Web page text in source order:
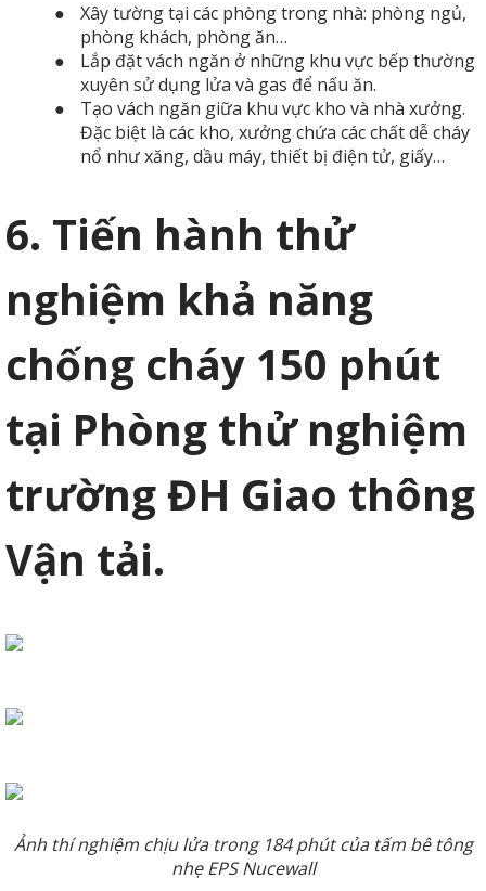
●
Xây tường tại các phòng trong nhà: phòng ngủ,
phòng khách, phòng ăn…
●
Lắp đặt vách ngăn ở những khu vực bếp thường
xuyên sử dụng lửa và gas để nấu ăn.
●
Tạo vách ngăn giữa khu vực kho và nhà xưởng.
Đặc biệt là các kho, xưởng chứa các chất dễ cháy
nổ như xăng, dầu máy, thiết bị điện tử, giấy…
6. Tiến hành thử
nghiệm khả năng
chống cháy 150 phút
tại Phòng thử nghiệm
trường ĐH Giao thông
Vận tải.
Ảnh thí nghiệm chịu lửa trong 184 phút của tấm bê tông
nhẹ EPS Nucewall